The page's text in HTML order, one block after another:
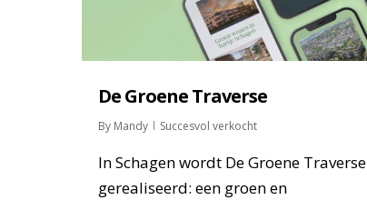
De Groene Traverse
By Mandy Succesvol verkocht
In Schagen wordt De Groene Traverse
gerealiseerd: een groen en